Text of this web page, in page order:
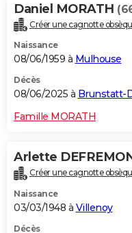
Daniel MORATH
Créer une cagnotte
Naissance
08/06/1959 à Mulhouse
Décès
08/06/2025 à Brunstatt-
Famille MORATH
Arlette
Créer une cagnotte
Naissance
03/03/1948 à Villenoy
Décès